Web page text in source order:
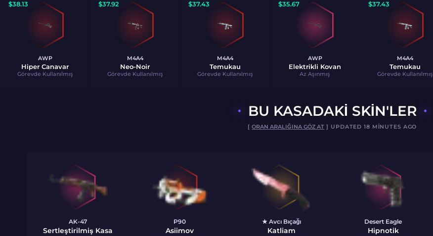
$38.13
AWP
Hiper Canavar
Görevde Kullanılmış
$37.92
M4A4
Neo-Noir
Görevde Kullanılmış
$37.43
M4A4
Temukau
Görevde Kullanılmış
$35.67
AWP
Elektrikli Kovan
Az Aşınmış
$37.43
M4A4
Temukau
Görevde Kullanılmış
BU KASADAKI SKIN'LER
[ORAN ARALIĞINA GÖZ AT ] UPDATED 18 MINUTES AGO
AK-47
Sertleştirilmiş Kasa
P90
Asiimov
★ Avcı Bıçağı
Katliam
Desert Eagle
Hipnotik